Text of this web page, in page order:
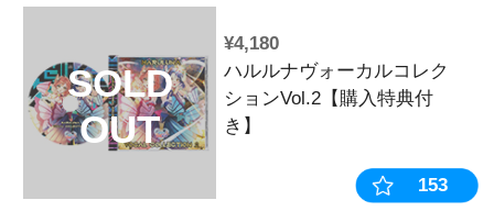
SOLD
OUT
キュイン萌ー
2025WINTER